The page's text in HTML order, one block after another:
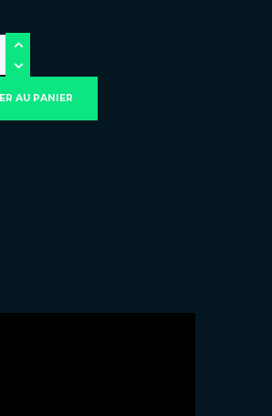
AU PANIER